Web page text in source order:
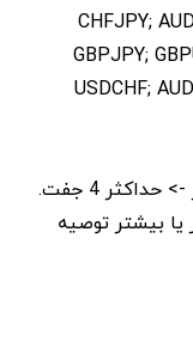
CHFJPY;
GBPJPY;
USDCHF;
حداقل موجودی توصیه‌شده: 150 دلار -> حداکثر 4 جفت.
تمامی 20 جفت، 500 دلار یا بیشتر توصیه